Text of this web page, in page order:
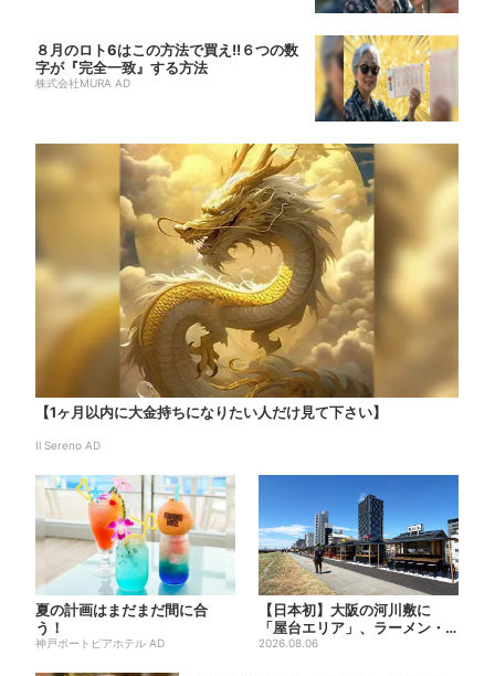
８月のロト6はこの方法で買え!!６つの数
字が『完全一致』する方法
株式会社MURA AD
【1ヶ月以内に大金持ちになりたい人だけ見て下さい】
Il Sereno AD
夏の計画はまだまだ間に合
う！
神戸ポートピアホテル AD
【日本初】大阪の河川敷に
「屋台エリア」、ラーメン・
焼肉・しゃぶしゃぶ・カフェ
2026.08.06